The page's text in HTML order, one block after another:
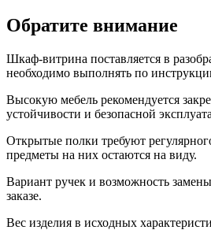
Обратите внимание
Шкаф-витрина поставляется в
необходимо выполнять по
Высокую мебель рекомендуется
устойчивости и безопасной
Открытые полки требуют
предметы на них остаются на виду.
Вариант ручек и возможность
заказе.
Вес изделия в исходных